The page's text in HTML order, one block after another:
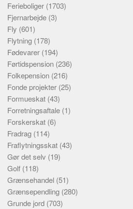
Ferieboliger (1703)
Fjernarbejde (3)
Fly (601)
Flytning (178)
Fødevarer (194)
Førtidspension (236)
Folkepension (216)
Fonde projekter (25)
Formueskat (43)
Forretningsaftale (1)
Forskerskat (6)
Fradrag (114)
Fraflytningsskat (43)
Gør det selv (19)
Golf (118)
Grænsehandel (51)
Grænsependling (280)
Grunde jord (703)